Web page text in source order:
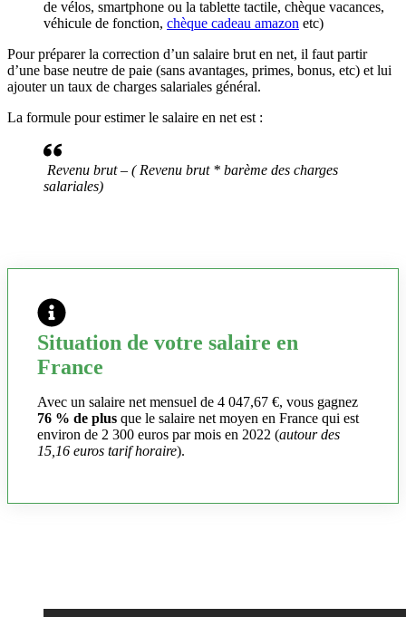
de vélos, smartphone ou la tablette tactile, chèque vacances,
véhicule de fonction, chèque cadeau amazon etc)
Pour préparer la correction d’un salaire brut en net, il faut partir
d’une base neutre de paie (sans avantages, primes, bonus, etc) et lui
ajouter un taux de charges salariales général.
La formule pour estimer le salaire en net est :
Revenu brut – ( Revenu brut * barème des charges
salariales)
Situation de votre salaire en
France
Avec un salaire net mensuel de 4 047,67 €, vous gagnez
76 % de plus que le salaire net moyen en France qui est
environ de 2 300 euros par mois en 2022 (autour des
15,16 euros tarif horaire).